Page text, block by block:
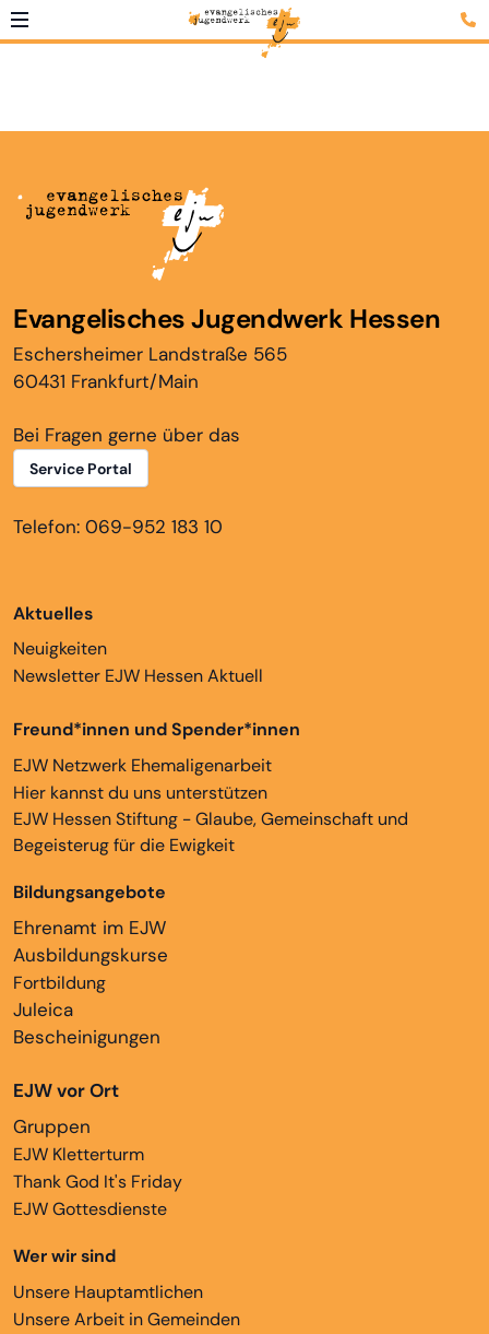
Evangelisches Jugendwerk Hessen
Eschersheimer Landstraße 565
60431 Frankfurt/Main
Bei Fragen gerne über das
Service Portal
Telefon: 069-952 183 10
Aktuelles
Neuigkeiten
Newsletter EJW Hessen Aktuell
Freund*innen und Spender*innen
EJW Netzwerk Ehemaligenarbeit
Hier kannst du uns unterstützen
EJW Hessen Stiftung - Glaube, Gemeinschaft und
Begeisterug für die Ewigkeit
Bildungsangebote
Ehrenamt im EJW
Ausbildungskurse
Fortbildung
Juleica
Bescheinigungen
EJW vor Ort
Gruppen
EJW Kletterturm
Thank God It's Friday
EJW Gottesdienste
Wer wir sind
Unsere Hauptamtlichen
Unsere Arbeit in Gemeinden